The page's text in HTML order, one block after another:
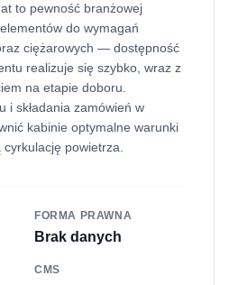
to pewność branżowej
do wymagań
ciężarowych — dostępność
realizuje się szybko, wraz z
na etapie doboru.
i składania zamówień w
kabinie optymalne warunki
powietrza.
FORMA PRAWNA
Brak danych
CMS